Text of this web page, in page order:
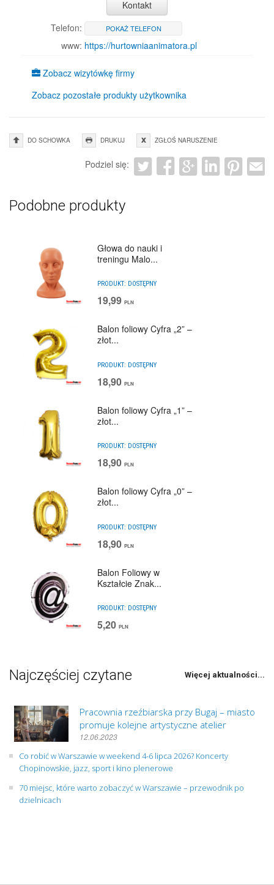
Kontakt
Telefon:
POKAŻ TELEFON
www: https://hurtowniaanimatora.pl
Zobacz wizytówkę firmy
Zobacz pozostałe produkty użytkownika
DO SCHOWKA DRUKUJ ZGŁOŚ NARUSZENIE
Podziel się:
Podobne produkty
Głowa do nauki i
treningu Malo...
PRODUKT: DOSTĘPNY
19,99 PLN
Balon foliowy Cyfra „2” –
złot...
PRODUKT: DOSTĘPNY
18,90 PLN
Balon foliowy Cyfra „1” –
złot...
PRODUKT: DOSTĘPNY
18,90 PLN
Balon foliowy Cyfra „0” –
złot...
PRODUKT: DOSTĘPNY
18,90 PLN
Balon Foliowy w
Kształcie Znak...
PRODUKT: DOSTĘPNY
5,20 PLN
Najczęściej czytane Więcej aktualności...
Pracownia rzeźbiarska przy Bugaj – miasto
promuje kolejne artystyczne atelier
12.06.2023
Co robić w Warszawie w weekend 4-6 lipca 2026? Koncerty
Chopinowskie, jazz, sport i kino plenerowe
70 miejsc, które warto zobaczyć w Warszawie – przewodnik po
dzielnicach